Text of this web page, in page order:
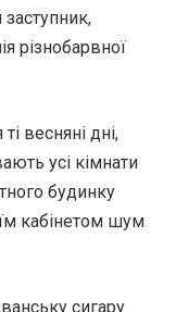
заступник,
різнобарвної
весняні дні,
усі кімнати
будинку
кабінетом шум
сигару